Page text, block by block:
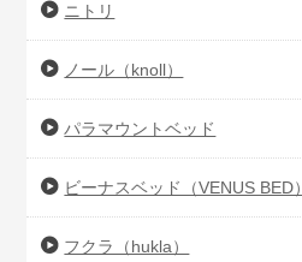
ニトリ
ノール（knoll）
パラマウントベッド
ビーナスベッド（VENUS BED）
フクラ（hukla）